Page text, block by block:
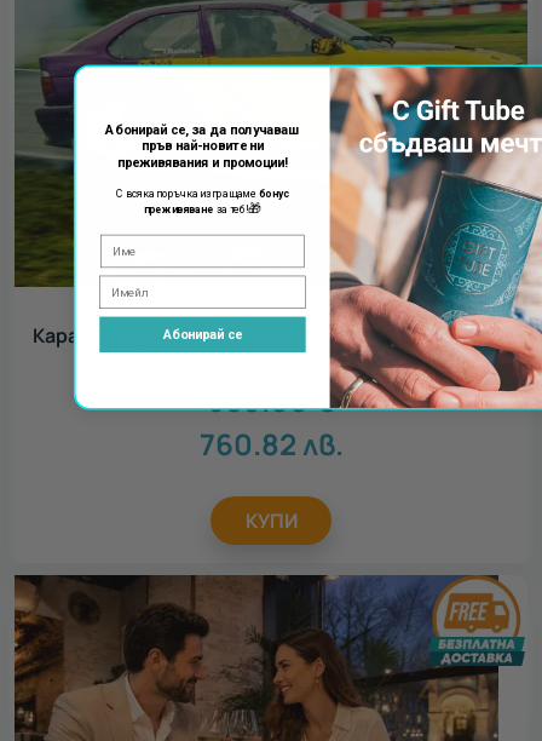
Каране на дрифт такси
389.00€
760.82лв.
КУПИ
Абонирай се, за да получаваш
пръв най-новите ни
преживявания и промоции!
С всяка поръчка изпращаме бонус
преживяванеза теб!🎁
Абонирай се